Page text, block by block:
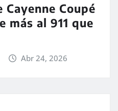
Cayenne Coupé
más al 911 que
Abr 24, 2026